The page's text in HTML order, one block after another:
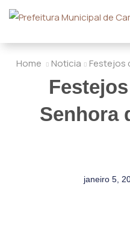
Home Noticia Festejos
Senhora
janeiro 5,